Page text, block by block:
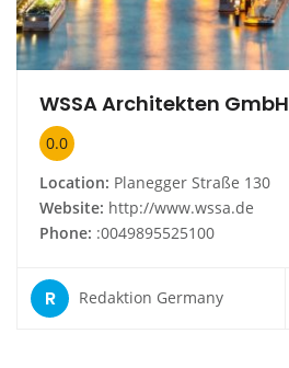
WSSA Architekten GmbH
0.0
Location: Planegger Straße 130
Website: http://www.wssa.de
Phone: :0049895525100
R Redaktion Germany